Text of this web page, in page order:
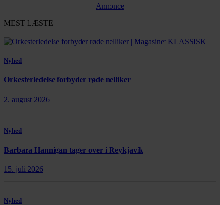
Annonce
MEST LÆSTE
Nyhed
Orkesterledelse forbyder røde nelliker
2. august 2026
Nyhed
Barbara Hannigan tager over i Reykjavík
15. juli 2026
Nyhed